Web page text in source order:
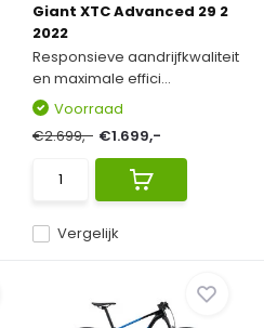
Giant XTC Advanced 29 2
2022
Responsieve aandrijfkwaliteit
en maximale effici...
Vergelijk
Voorraad
€2.699,- €1.699,-